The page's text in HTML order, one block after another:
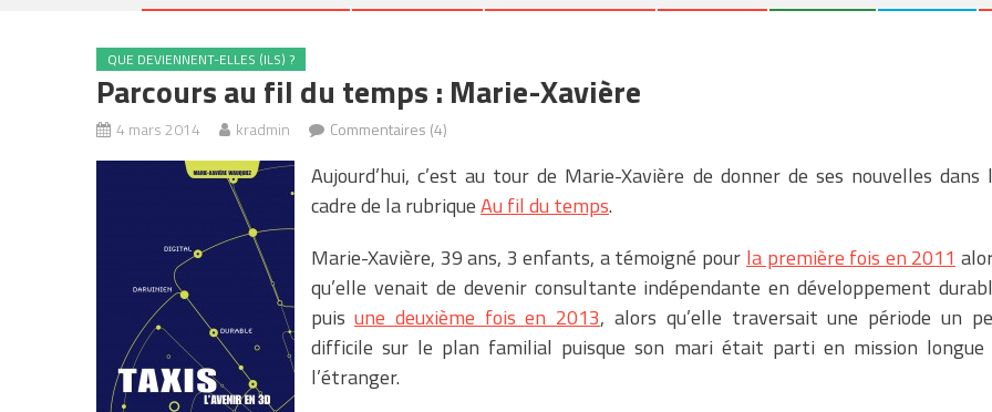
QUE DEVIENNENT-ELLES (ILS) ?
Parcours au fil du temps : Marie-Xavière
4 mars 2014 kradmin Commentaires (4)
Aujourd’hui, c’est au tour de Marie-Xavière de donner de ses nouvelles dans
cadre de la rubriqueAu fil du temps.
Marie-Xavière, 39 ans, 3 enfants, a témoigné pour la première fois en 2011
qu’elle venait de devenir consultante indépendante en développement
puis une deuxième fois en 2013, alors qu’elle traversait une période un
difficile sur le plan familial puisque son mari était parti en mission longue
l’étranger.